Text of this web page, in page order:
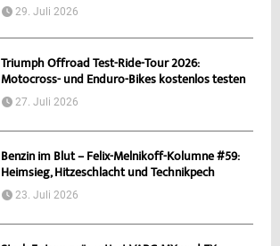
29. Juli 2026
Triumph Offroad Test-Ride-Tour 2026:
Motocross- und Enduro-Bikes kostenlos testen
27. Juli 2026
Benzin im Blut – Felix-Melnikoff-Kolumne #59:
Heimsieg, Hitzeschlacht und Technikpech
23. Juli 2026